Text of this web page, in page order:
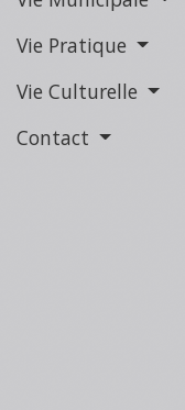
Vie Pratique
Vie Culturelle
Contact